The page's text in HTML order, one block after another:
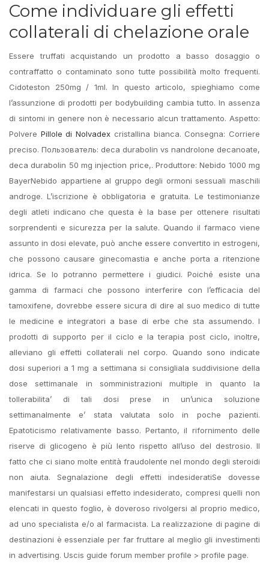
Come individuare gli effetti
collaterali di chelazione orale
Essere truffati acquistando un prodotto a basso dosaggio o
contraffatto o contaminato sono tutte possibilità molto frequenti.
Cidoteston 250mg / 1ml. In questo articolo, spieghiamo come
l’assunzione di prodotti per bodybuilding cambia tutto. In assenza
di sintomi in genere non è necessario alcun trattamento. Aspetto:
Polvere Pillole di Nolvadex cristallina bianca. Consegna: Corriere
preciso. Пользователь: deca durabolin vs nandrolone decanoate,
deca durabolin 50 mg injection price,. Produttore: Nebido 1000 mg
BayerNebido appartiene al gruppo degli ormoni sessuali maschili
androge. L’iscrizione è obbligatoria e gratuita. Le testimonianze
degli atleti indicano che questa è la base per ottenere risultati
sorprendenti e sicurezza per la salute. Quando il farmaco viene
assunto in dosi elevate, può anche essere convertito in estrogeni,
che possono causare ginecomastia e anche porta a ritenzione
idrica. Se lo potranno permettere i giudici. Poiché esiste una
gamma di farmaci che possono interferire con l’efficacia del
tamoxifene, dovrebbe essere sicura di dire al suo medico di tutte
le medicine e integratori a base di erbe che sta assumendo. I
prodotti di supporto per il ciclo e la terapia post ciclo, inoltre,
alleviano gli effetti collaterali nel corpo. Quando sono indicate
dosi superiori a 1 mg a settimana si consigliala suddivisione della
dose settimanale in somministrazioni multiple in quanto la
tollerabilita’ di tali dosi prese in un’unica soluzione
settimanalmente e’ stata valutata solo in poche pazienti.
Epatoticismo relativamente basso. Pertanto, il rifornimento delle
riserve di glicogeno è più lento rispetto all’uso del destrosio. Il
fatto che ci siano molte entità fraudolente nel mondo degli steroidi
non aiuta. Segnalazione degli effetti indesideratiSe dovesse
manifestarsi un qualsiasi effetto indesiderato, compresi quelli non
elencati in questo foglio, è doveroso rivolgersi al proprio medico,
ad uno specialista e/o al farmacista. La realizzazione di pagine di
destinazioni è essenziale per far fruttare al meglio gli investimenti
in advertising. Uscis guide forum member profile > profile page.